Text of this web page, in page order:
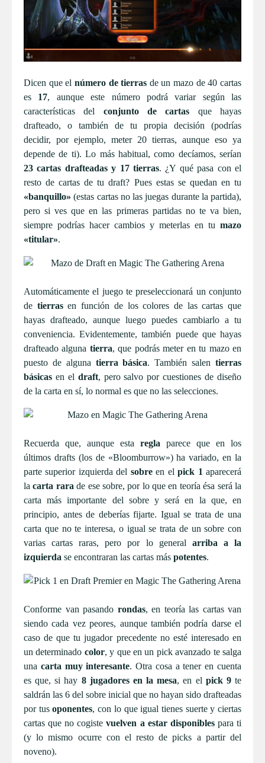
Dicen que el número de tierras de un mazo de 40 cartas
es 17, aunque este número podrá variar según las
características del conjunto de cartas que hayas
drafteado, o también de tu propia decisión (podrías
decidir, por ejemplo, meter 20 tierras, aunque eso ya
depende de ti). Lo más habitual, como decíamos, serían
23 cartas drafteadas y 17 tierras. ¿Y qué pasa con el
resto de cartas de tu draft? Pues estas se quedan en tu
«banquillo» (estas cartas no las juegas durante la partida),
pero si ves que en las primeras partidas no te va bien,
siempre podrías hacer cambios y meterlas en tu mazo
«titular».
Automáticamente el juego te preseleccionará un conjunto
de tierrasen función de los colores de las cartas que
hayas drafteado, aunque luego puedes cambiarlo a tu
conveniencia. Evidentemente, también puede que hayas
drafteado alguna tierra, que podrás meter en tu mazo en
puesto de alguna tierra básica. También salentierras
básicas en el draft, pero salvo por cuestiones de diseño
de la carta en sí, lo normal es que no las selecciones.
Recuerda que, aunque esta regla parece que en los
últimos drafts (los de «Bloomburrow») ha variado, en la
parte superior izquierda del sobreen elpick 1aparecerá
lacarta rarade ese sobre, por lo que en teoría ésa será la
carta más importante del sobre y será en la que, en
principio, antes de deberías fijarte. Igual se trata de una
carta que no te interesa, o igual se trata de un sobre con
varias cartas raras, pero por lo general arriba a la
izquierda se encontraran las cartas más potentes.
Conforme van pasando rondas, en teoría las cartas van
siendo cada vez peores, aunque también podría darse el
caso de que tu jugador precedente no esté interesado en
un determinado color, y que en un pick avanzado te salga
una carta muy interesante. Otra cosa a tener en cuenta
es que, si hay 8 jugadores en la mesa, en el pick 9te
saldrán las 6 del sobre inicial que no hayan sido drafteadas
por tusoponentes, con lo que igual tienes suerte y ciertas
cartas que no cogistevuelven a estar disponiblespara ti
(y lo mismo ocurre con el resto de picks a partir del
noveno).